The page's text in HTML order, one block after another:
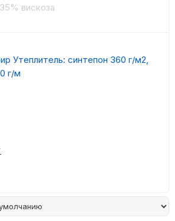
вискоза
Утеплитель: синтепон 360 г/м2,
г/м